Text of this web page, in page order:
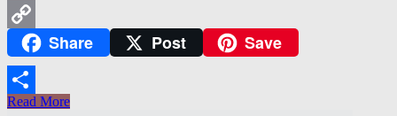
Gmail
Copy
Link
Share Post Save
Share
Read More